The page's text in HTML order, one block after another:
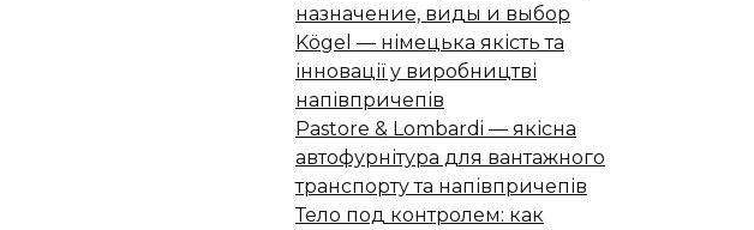
назначение, виды и выбор
Kögel — німецька якість та
інновації у виробництві
напівпричепів
Pastore & Lombardi — якісна
автофурнітура для вантажного
транспорту та напівпричепів
Тело под контролем: как